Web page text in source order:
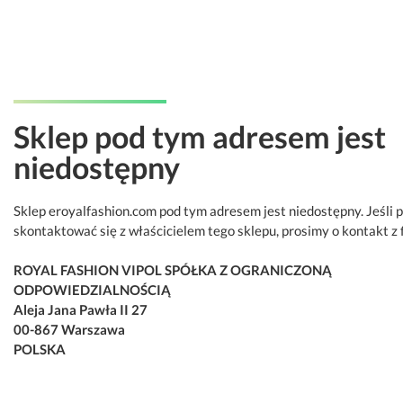
Sklep pod tym adresem jest
niedostępny
Sklep eroyalfashion.com pod tym adresem jest niedostępny. Jeśli
skontaktować się z właścicielem tego sklepu, prosimy o kontakt z
ROYAL FASHION VIPOL SPÓŁKA Z OGRANICZONĄ
ODPOWIEDZIALNOŚCIĄ
Aleja Jana Pawła II 27
00-867 Warszawa
POLSKA